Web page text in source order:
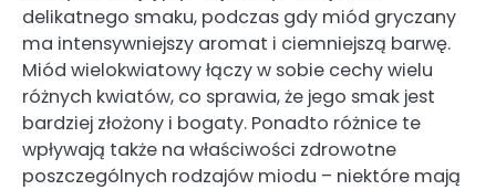
delikatnego smaku, podczas gdy miód gryczany
ma intensywniejszy aromat i ciemniejszą barwę.
Miód wielokwiatowy łączy w sobie cechy wielu
różnych kwiatów, co sprawia, że jego smak jest
bardziej złożony i bogaty. Ponadto różnice te
wpływają także na właściwości zdrowotne
poszczególnych rodzajów miodu – niektóre mają